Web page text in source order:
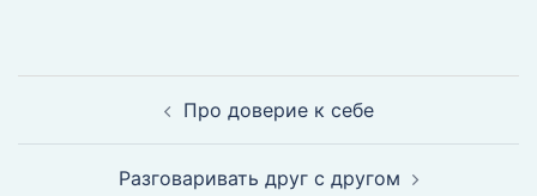
Про доверие к себе
Разговаривать друг с другом